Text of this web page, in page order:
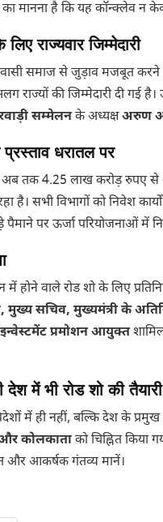
का मानना है कि यह कॉन्क्लेव न
राज्यवार जिम्मेदारी
समाज से जुड़ाव मजबूत करने
राज्यों की जिम्मेदारी दी गई
सम्मेलनके अध्यक्षअरुण
धरातल पर
अब तक 4.25 लाख करोड़ रुपए
है। सभी विभागों को निवेश
पैमाने पर ऊर्जा परियोजनाओं में
में होने वाले रोड शो के लिए
मुख्य सचिव, मुख्यमंत्री के
प्रमोशन आयुक्त
में भी रोड शो की तैयारी
में ही नहीं, बल्कि देश के
और कोलकाताको चिह्नित किया
और आकर्षक गंतव्य मानें।